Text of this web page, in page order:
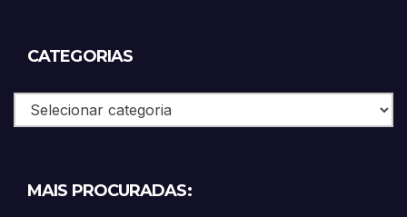
CATEGORIAS
Categorias
MAIS PROCURADAS: